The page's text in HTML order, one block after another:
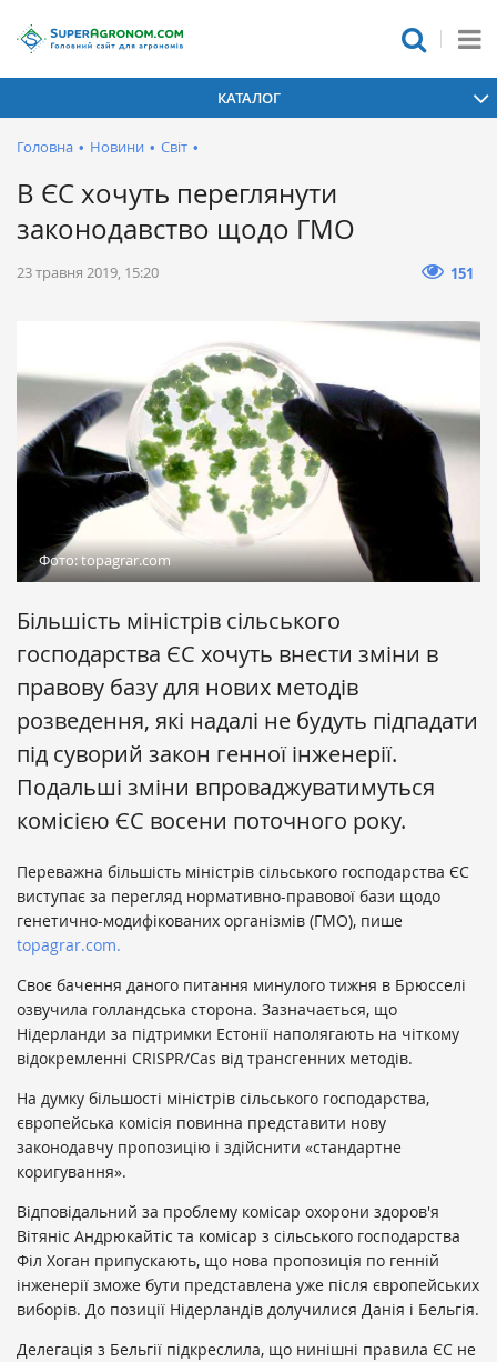
КАТАЛОГ
Головна • Новини • Світ •
В ЄС хочуть переглянути
законодавство щодо ГМО
23 травня 2019, 15:20 151
Фото: topagrar.com
Більшість міністрів сільського
господарства ЄС хочуть внести зміни в
правову базу для нових методів
розведення, які надалі не будуть підпадати
під суворий закон генної інженерії.
Подальші зміни впроваджуватимуться
комісією ЄС восени поточного року.
Переважна більшість міністрів сільського господарства ЄС
виступає за перегляд нормативно-правової бази щодо
генетично-модифікованих організмів (ГМО), пише
topagrar.com.
Своє бачення даного питання минулого тижня в Брюсселі
озвучила голландська сторона. Зазначається, що
Нідерланди за підтримки Естонії наполягають на чіткому
відокремленні CRISPR/Cas від трансгенних методів.
На думку більшості міністрів сільського господарства,
європейська комісія повинна представити нову
законодавчу пропозицію і здійснити «стандартне
коригування».
Відповідальний за проблему комісар охорони здоров'я
Вітяніс Андрюкайтіс та комісар з сільського господарства
Філ Хоган припускають, що нова пропозиція по генній
інженерії зможе бути представлена уже після європейських
виборів. До позиції Нідерландів долучилися Данія і Бельгія.
Делегація з Бельгії підкреслила, що нинішні правила ЄС не